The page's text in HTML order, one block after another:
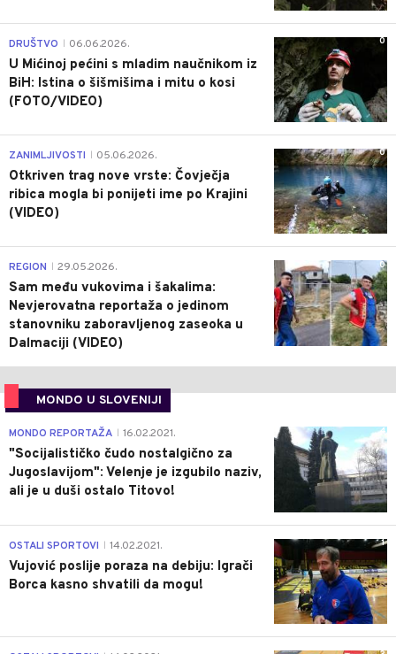
0
DRUŠTVO 06.06.2026.
U Mićinoj pećini s mladim naučnikom iz
BiH: Istina o šišmišima i mitu o kosi
(FOTO/VIDEO)
0
ZANIMLJIVOSTI 05.06.2026.
Otkriven trag nove vrste: Čovječja
ribica mogla bi ponijeti ime po Krajini
(VIDEO)
0
REGION 29.05.2026.
Sam među vukovima i šakalima:
Nevjerovatna reportaža o jedinom
stanovniku zaboravljenog zaseoka u
Dalmaciji (VIDEO)
MONDO U SLOVENIJI
4
MONDO REPORTAŽA 16.02.2021.
"Socijalističko čudo nostalgično za
Jugoslavijom": Velenje je izgubilo naziv,
ali je u duši ostalo Titovo!
1
OSTALI SPORTOVI 14.02.2021.
Vujović poslije poraza na debiju: Igrači
Borca kasno shvatili da mogu!